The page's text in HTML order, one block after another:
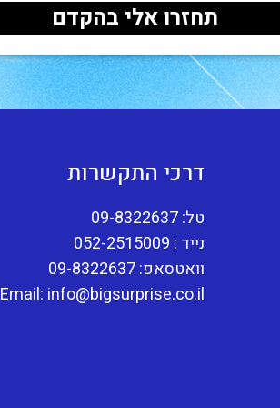
דרכי התקשרות
טל: 09-8322637
נייד : 052-2515009
וואטסאפ: 09-8322637
Email: info@bigsurprise.co.il